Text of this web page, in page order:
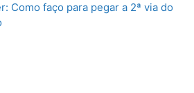
Como faço para pegar a 2ª via do